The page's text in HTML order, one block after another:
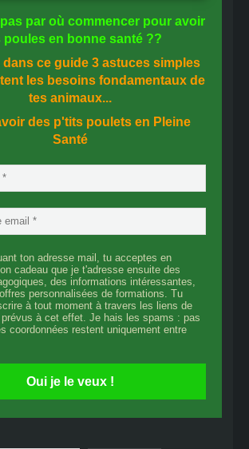
par où commencer pour avoir
poules en bonne santé ??
dans ce guide 3 astuces simples
les besoins fondamentaux de
tes animaux...
des p'tits poulets en Pleine
Santé
ton adresse mail, tu acceptes en
cadeau que je t'adresse ensuite des
des informations intéressantes,
personnalisées de formations. Tu
à tout moment à travers les liens de
à cet effet. Je hais les spams : pas
coordonnées restent uniquement entre
Oui je le veux !